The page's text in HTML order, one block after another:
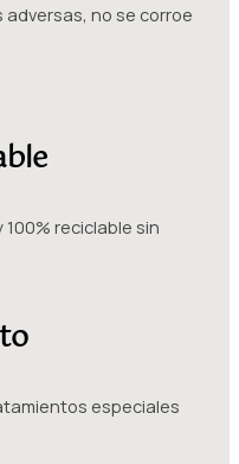
no se corroe
reciclable sin
especiales